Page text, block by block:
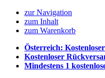
zur Navigation
zum Inhalt
zum Warenkorb
Österreich:
Kostenloser
Mindestens 1